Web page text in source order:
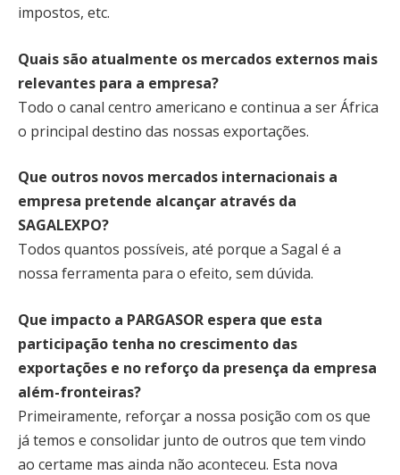
impostos, etc.
Quais são atualmente os mercados externos mais
relevantes para a empresa?
Todo o canal centro americano e continua a ser África
o principal destino das nossas exportações.
Que outros novos mercados internacionais a
empresa pretende alcançar através da
SAGALEXPO?
Todos quantos possíveis, até porque a Sagal é a
nossa ferramenta para o efeito, sem dúvida.
Que impacto a PARGASOR espera que esta
participação tenha no crescimento das
exportações e no reforço da presença da empresa
além-fronteiras?
Primeiramente, reforçar a nossa posição com os que
já temos e consolidar junto de outros que tem vindo
ao certame mas ainda não aconteceu. Esta nova